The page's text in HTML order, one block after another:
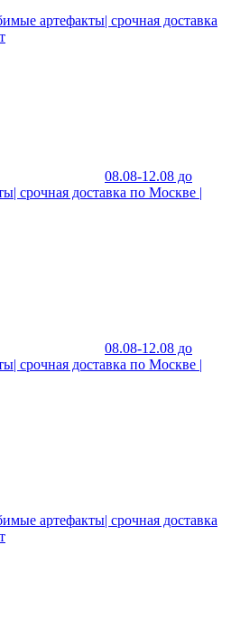
артефакты| срочная доставка
08.08-12.08 до
срочная доставка по Москве |
08.08-12.08 до
срочная доставка по Москве |
артефакты| срочная доставка